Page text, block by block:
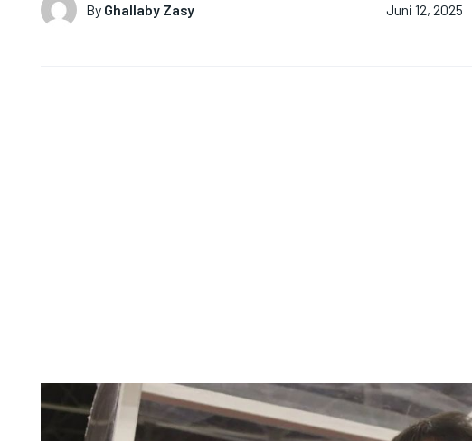
By Ghallaby Zasy Juni 12, 2025